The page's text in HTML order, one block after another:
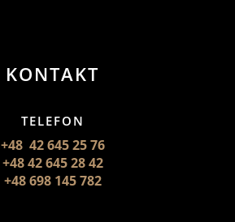
KONTAKT
TELEFON
+48 42 645 25 76
+48 42 645 28 42
+48 698 145 782